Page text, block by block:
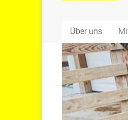
Über uns